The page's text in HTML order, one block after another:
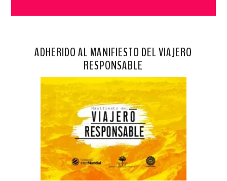
ADHERIDO AL MANIFIESTO DEL VIAJERO
RESPONSABLE